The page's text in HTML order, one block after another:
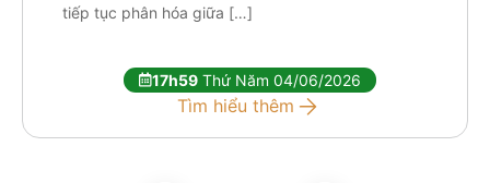
tiếp tục phân hóa giữa […]
17h59Thứ Năm 04/06/2026
Tìm hiểu thêm